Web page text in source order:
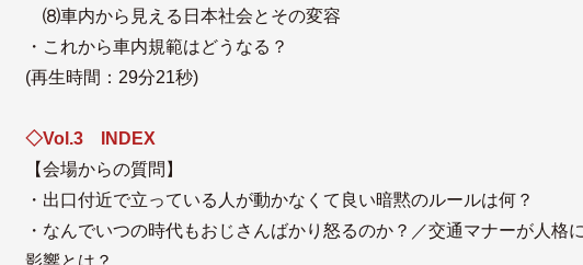
⑻車内から見える日本社会とその変容
・これから車内規範はどうなる？
(再生時間：29分21秒)
◇Vol.3 INDEX
【会場からの質問】
・出口付近で立っている人が動かなくて良い暗黙のルールは何？
・なんでいつの時代もおじさんばかり怒るのか？／交通マナーが人格
影響とは？